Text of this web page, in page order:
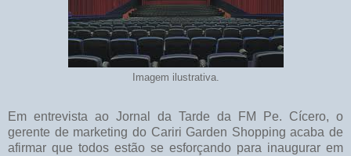
Imagem ilustrativa.
Em entrevista ao Jornal da Tarde da FM Pe. Cícero, o
gerente de marketing do Cariri Garden Shopping acaba de
afirmar que todos estão se esforçando para inaugurar em